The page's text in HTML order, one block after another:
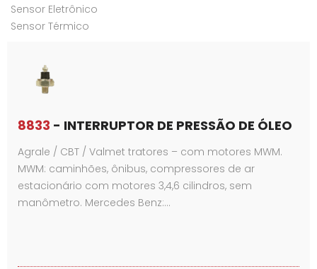
Sensor Eletrônico
Sensor Térmico
8833 - INTERRUPTOR DE PRESSÃO DE ÓLEO
Agrale / CBT / Valmet tratores – com motores MWM.
MWM: caminhões, ônibus, compressores de ar
estacionário com motores 3,4,6 cilindros, sem
manômetro. Mercedes Benz:…